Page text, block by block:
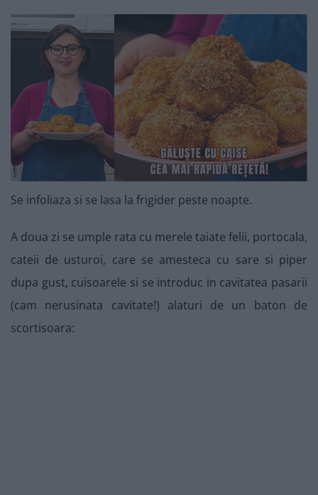
Se infoliaza si se lasa la frigider peste noapte.
A doua zi se umple rata cu merele taiate felii, portocala,
cateii de usturoi, care se amesteca cu sare si piper
dupa gust, cuisoarele si se introduc in cavitatea pasarii
(cam nerusinata cavitate!) alaturi de un baton de
scortisoara: